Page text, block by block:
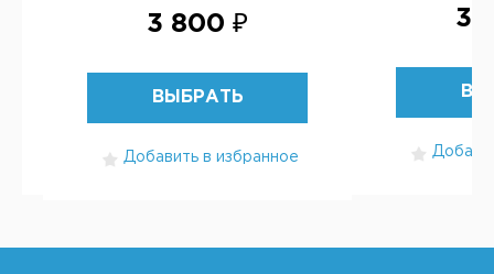
3 800 ₽
ВЫБРАТЬ
Добавить в избранное
3